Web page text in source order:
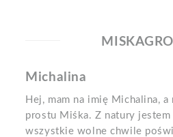
Michalina
Hej, mam na imię Michalina,
prostu Miśka. Z natury jestem
wszystkie wolne chwile